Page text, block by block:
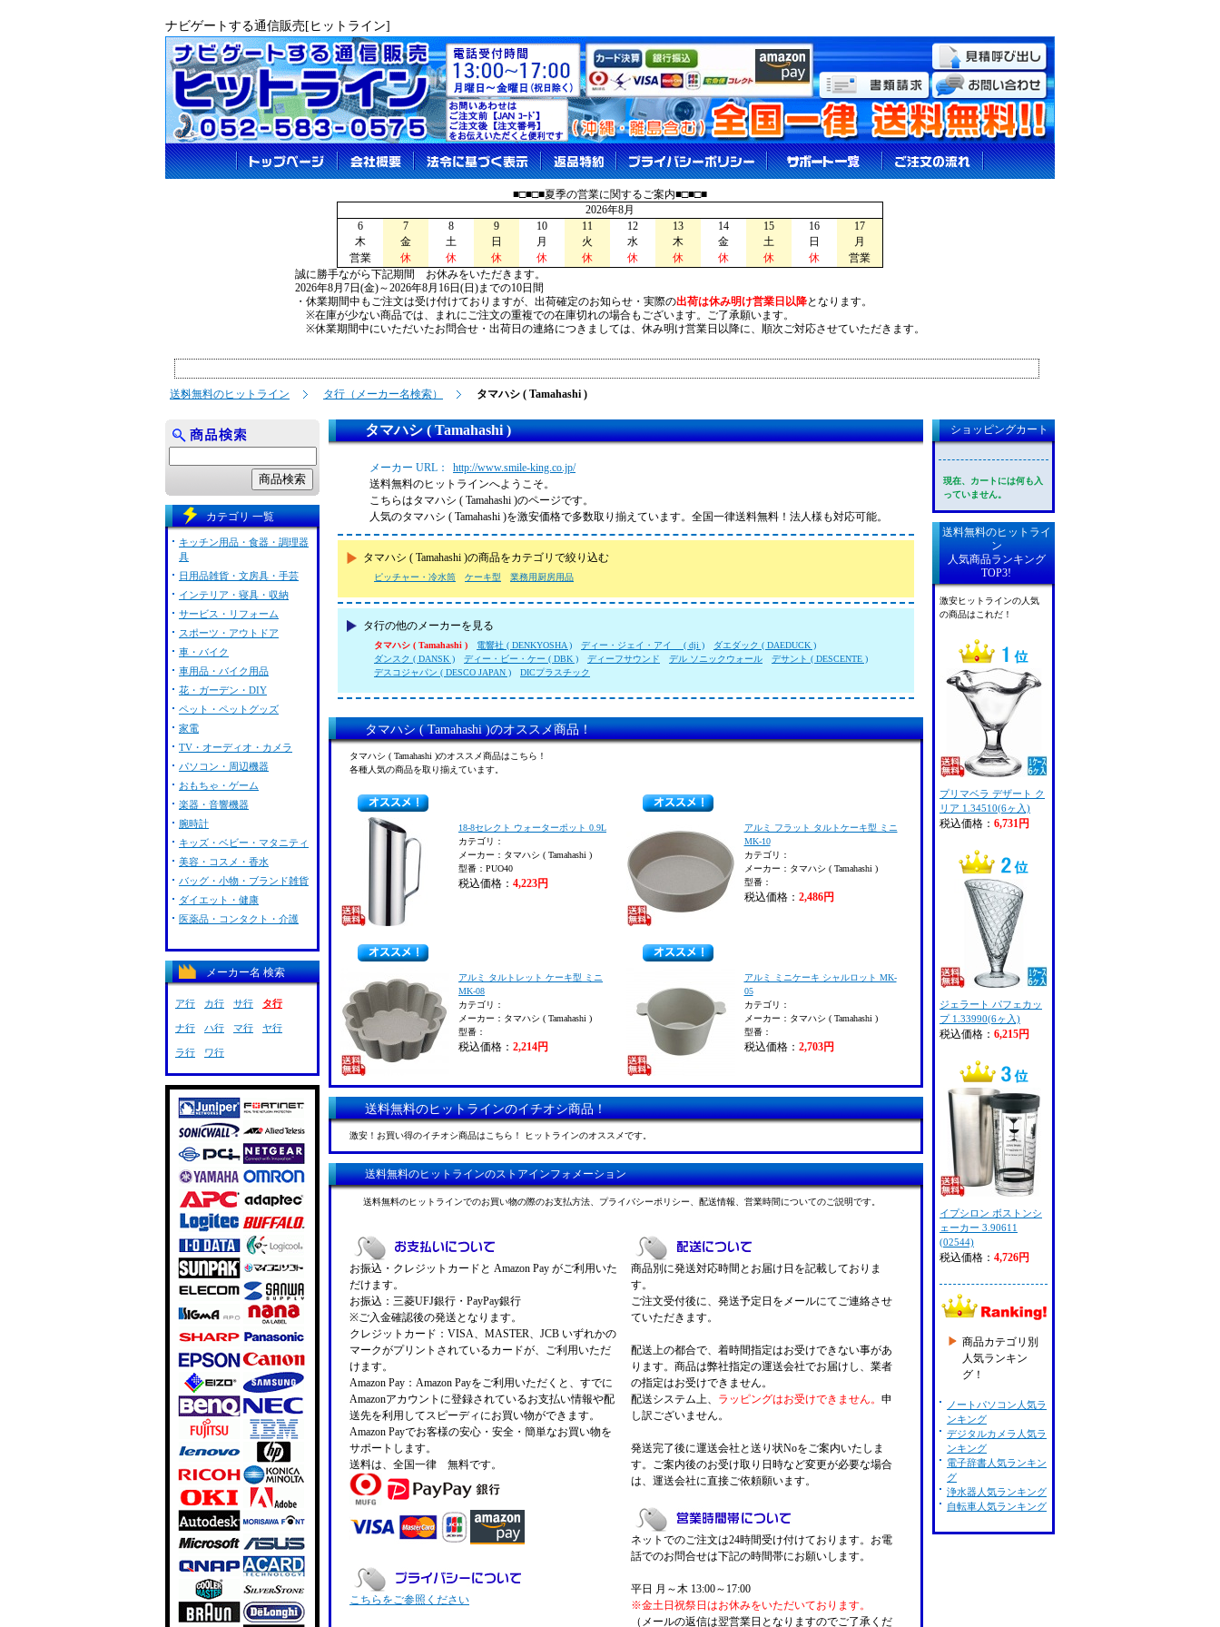
ナビゲートする通信販売[ヒットライン]
■□■□■夏季の営業に関するご案内■□■□■
2026年8月
6
7 8 9 10 11 12 13 14 15 16
17
木
金 土 日 月 火 水 木 金 土 日
月
営業
休 休 休 休 休 休 休 休 休 休
営業
誠に勝手ながら下記期間 お休みをいただきます。
2026年8月7日(金)～2026年8月16日(日)までの10日間
・休業期間中もご注文は受け付けておりますが、出荷確定のお知らせ・実際の出荷は休み明け営業日以降となります。
※在庫が少ない商品では、まれにご注文の重複での在庫切れの場合もございます。ご了承願います。
※休業期間中にいただいたお問合せ・出荷日の連絡につきましては、休み明け営業日以降に、順次ご対応させていただきます。
送料無料のヒットライン タ行（メーカー名検索） タマハシ ( Tamahashi )
タマハシ ( Tamahashi )
メーカー URL：
http://www.smile-king.co.jp/
送料無料のヒットラインへようこそ。
こちらはタマハシ ( Tamahashi )のページです。
人気のタマハシ ( Tamahashi )を激安価格で多数取り揃えています。全国一律送料無料！法人様も対応可能。
タマハシ ( Tamahashi )の商品をカテゴリで絞り込む
ピッチャー・冷水筒 ケーキ型 業務用厨房用品
タ行の他のメーカーを見る
タマハシ ( Tamahashi ) 電響社 ( DENKYOSHA ) ディー・ジェイ・アイ ( dji )
ダエダック ( DAEDUCK )
ダンスク ( DANSK )
ディー・ビー・ケー ( DBK ) ディーフサウンド デル ソニックウォール
デサント ( DESCENTE )
デスコジャパン ( DESCO JAPAN )
DICプラスチック
タマハシ ( Tamahashi )のオススメ商品！
タマハシ ( Tamahashi )のオススメ商品はこちら！
各種人気の商品を取り揃えています。
18-8セレクト ウォーターポット 0.9L
カテゴリ：
メーカー：タマハシ ( Tamahashi )
型番：PUO40
税込価格： 4,223円
アルミ フラット タルトケーキ型 ミニ
MK-10
カテゴリ：
メーカー：タマハシ ( Tamahashi )
型番：
税込価格： 2,486円
アルミ タルトレット ケーキ型 ミニ
MK-08
カテゴリ：
メーカー：タマハシ ( Tamahashi )
型番：
税込価格： 2,214円
アルミ ミニケーキ シャルロット MK-
05
カテゴリ：
メーカー：タマハシ ( Tamahashi )
型番：
税込価格： 2,703円
送料無料のヒットラインのイチオシ商品！
激安！お買い得のイチオシ商品はこちら！ ヒットラインのオススメです。
送料無料のヒットラインのストアインフォメーション
送料無料のヒットラインでのお買い物の際のお支払方法、プライバシーポリシー、配送情報、営業時間についてのご説明です。
お振込・クレジットカードと Amazon Pay がご利用いた
だけます。
お振込：三菱UFJ銀行・PayPay銀行
※ご入金確認後の発送となります。
クレジットカード：VISA、MASTER、JCB いずれかの
マークがプリントされているカードが、ご利用いただ
けます。
Amazon Pay：Amazon Payをご利用いただくと、すでに
Amazonアカウントに登録されているお支払い情報や配
送先を利用してスピーディにお買い物ができます。
Amazon Payでお客様の安心・安全・簡単なお買い物を
サポートします。
送料は、全国一律 無料です。
こちらをご参照ください
商品別に発送対応時間とお届け日を記載しておりま
す。
ご注文受付後に、発送予定日をメールにてご連絡させ
ていただきます。
配送上の都合で、着時間指定はお受けできない事があ
ります。商品は弊社指定の運送会社でお届けし、業者
の指定はお受けできません。
配送システム上、
ラッピングはお受けできません。 申
し訳ございません。
発送完了後に運送会社と送り状Noをご案内いたしま
す。ご案内後のお受け取り日時など変更が必要な場合
は、運送会社に直接ご依頼願います。
ネットでのご注文は24時間受け付けております。お電
話でのお問合せは下記の時間帯にお願いします。
平日 月～木 13:00～17:00
※金土日祝祭日はお休みをいただいております。
（メールの返信は翌営業日となりますのでご了承くだ
カテゴリ 一覧
キッチン用品・食器・調理器
具
日用品雑貨・文房具・手芸
インテリア・寝具・収納
サービス・リフォーム
スポーツ・アウトドア
車・バイク
車用品・バイク用品
花・ガーデン・DIY
ペット・ペットグッズ
家電
TV・オーディオ・カメラ
パソコン・周辺機器
おもちゃ・ゲーム
楽器・音響機器
腕時計
キッズ・ベビー・マタニティ
美容・コスメ・香水
バッグ・小物・ブランド雑貨
ダイエット・健康
医薬品・コンタクト・介護
メーカー名 検索
ア行 カ行 サ行 タ行
ナ行 ハ行 マ行 ヤ行
ラ行 ワ行
ショッピングカート
現在、カートには何も入
っていません。
送料無料のヒットライ
ン
人気商品ランキング
TOP3!
激安ヒットラインの人気
の商品はこれだ！
プリマベラ デザート ク
リア 1.34510(6ヶ入)
税込価格： 6,731円
ジェラート パフェカッ
プ 1.33990(6ヶ入)
税込価格： 6,215円
イプシロン ボストンシ
ェーカー 3.90611
(02544)
税込価格： 4,726円
商品カテゴリ別
人気ランキン
グ！
ノートパソコン人気ラ
ンキング
デジタルカメラ人気ラ
ンキング
電子辞書人気ランキン
グ
浄水器人気ランキング
自転車人気ランキング